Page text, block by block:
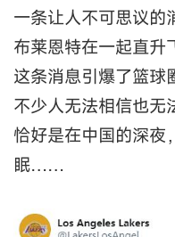
一条让人不可思议的
布莱恩特在一起直升
这条消息引爆了篮球
不少人无法相信也无
恰好是在中国的深夜
眠……